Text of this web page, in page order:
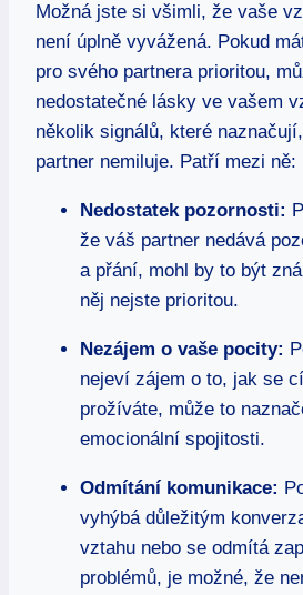
Možná jste si všimli, že vaše
není úplně vyvážená. Pokud
pro svého partnera prioritou,
nedostatečné lásky ve vašem
několik signálů, které
partner nemiluje. Patří mezi ně:
Nedostatek pozornosti:
že váš partner nedává
a přání, mohl by to být
něj nejste prioritou.
Nezájem o vaše pocity:
nejeví zájem o to, jak se
prožíváte, může to
emocionální spojitosti.
Odmítání komunikace:
vyhýbá důležitým
vztahu nebo se odmítá
problémů, je možné, že